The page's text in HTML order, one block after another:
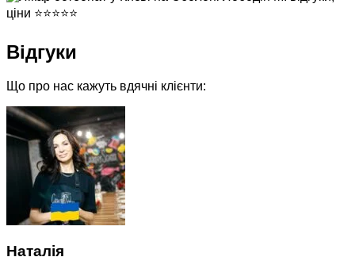
Відгуки
Що про нас кажуть вдячні клієнти:
Наталія